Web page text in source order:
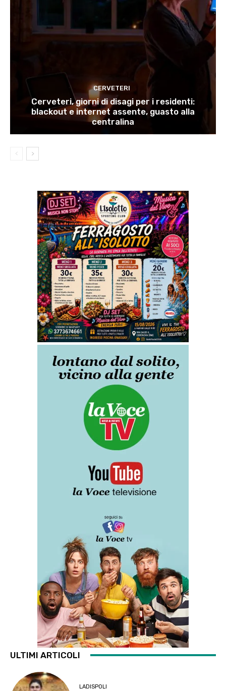
CERVETERI
Cerveteri, giorni di disagi per i residenti:
blackout e internet assente, guasto alla
centralina
ULTIMI ARTICOLI
LADISPOLI